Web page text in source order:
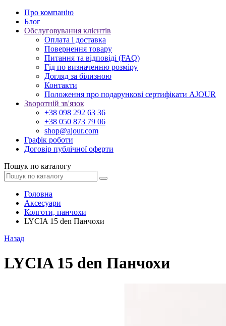
Про компанію
Блог
Обслуговування клієнтів
Оплата і доставка
Повернення товару
Питання та відповіді (FAQ)
Гід по визначенню розміру
Догляд за білизною
Контакти
Положення про подарункові сертифікати AJOUR
Зворотній зв'язок
+38 098 292 63 36
+38 050 873 79 06
shop@ajour.com
Графік роботи
Договір публічної оферти
Пошук по каталогу
Головна
Аксесуари
Колготи, панчохи
LYCIA 15 den Панчохи
Назад
LYCIA 15 den Панчохи